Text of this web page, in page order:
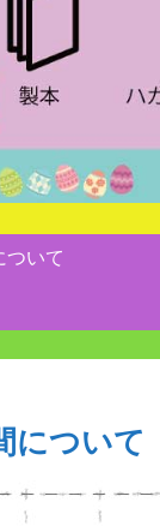
ついて
について